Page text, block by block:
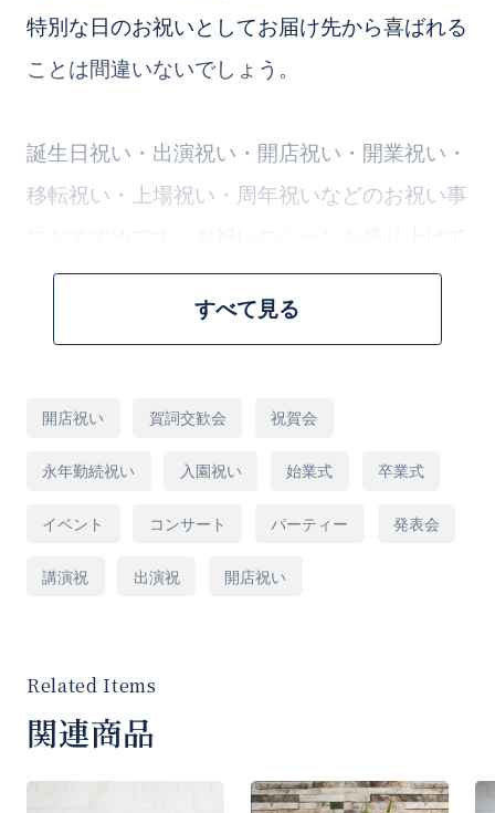
すべて見る
特別な日のお祝いとしてお届け先から喜ばれる
ことは間違いないでしょう。
誕生日祝い・出演祝い・開店祝い・開業祝い・
移転祝い・上場祝い・周年祝いなどのお祝い事
くれるお祝い花となっております。
つ丁寧にお作りいたします。
※ご希望がございましたら「ご要望など」欄に
ご入力をお願いいたします。
開店祝い 賀詞交歓会 祝賀会
永年勤続祝い 入園祝い 始業式 卒業式
イベント コンサート パーティー 発表会
講演祝 出演祝 開店祝い
関連商品